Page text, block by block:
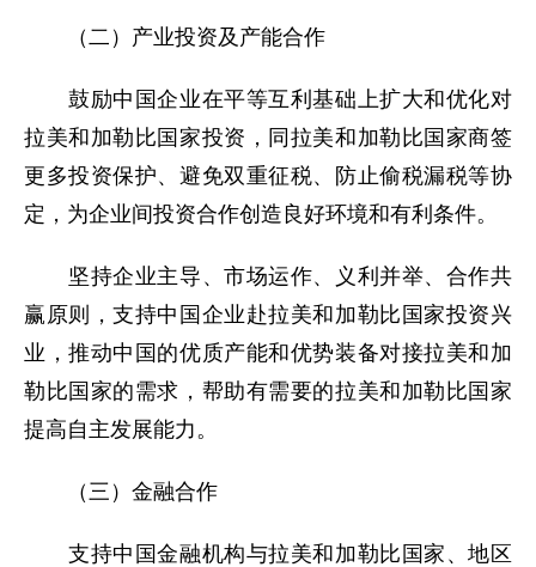
（二）产业投资及产能合作
鼓励中国企业在平等互利基础上扩大和优化对
拉美和加勒比国家投资，同拉美和加勒比国家商签
更多投资保护、避免双重征税、防止偷税漏税等协
定，为企业间投资合作创造良好环境和有利条件。
坚持企业主导、市场运作、义利并举、合作共
赢原则，支持中国企业赴拉美和加勒比国家投资兴
业，推动中国的优质产能和优势装备对接拉美和加
勒比国家的需求，帮助有需要的拉美和加勒比国家
提高自主发展能力。
（三）金融合作
支持中国金融机构与拉美和加勒比国家、地区